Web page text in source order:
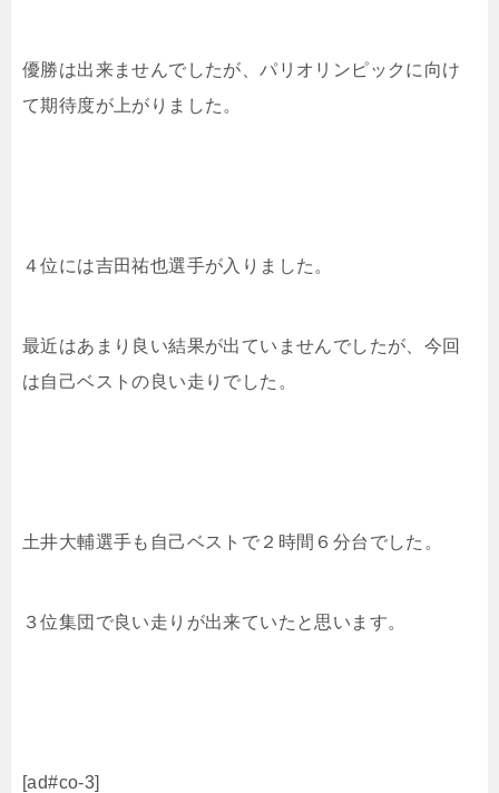
優勝は出来ませんでしたが、パリオリンピックに向け
て期待度が上がりました。
４位には吉田祐也選手が入りました。
最近はあまり良い結果が出ていませんでしたが、今回
は自己ベストの良い走りでした。
土井大輔選手も自己ベストで２時間６分台でした。
３位集団で良い走りが出来ていたと思います。
[ad#co-3]